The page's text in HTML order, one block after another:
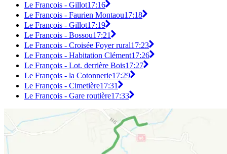
Le François - Gillot17:16
Le François - Faurien Montaou17:18
Le François - Gillot17:19
Le François - Bossou17:21
Le François - Croisée Foyer rural17:23
Le François - Habitation Clément17:26
Le François - Lot. derrière Bois17:27
Le François - la Cotonnerie17:29
Le François - Cimetière17:31
Le François - Gare routière17:33